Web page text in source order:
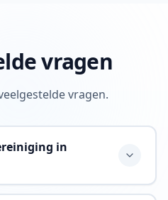
vragen
vragen.
in